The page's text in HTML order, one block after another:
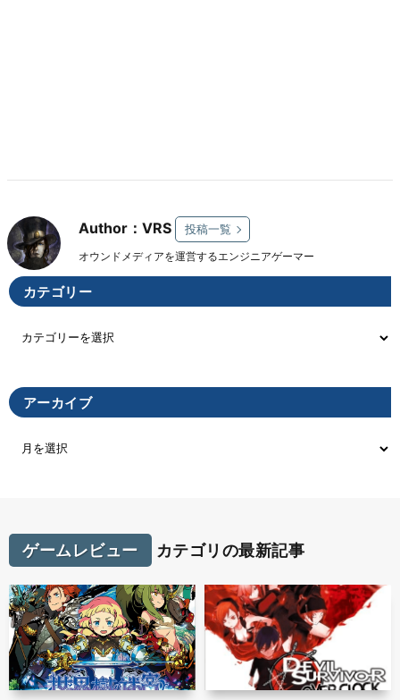
Author：VRS 投稿一覧
オウンドメディアを運営するエンジニアゲーマー
カテゴリー
アーカイブ
ゲームレビュー カテゴリの最新記事